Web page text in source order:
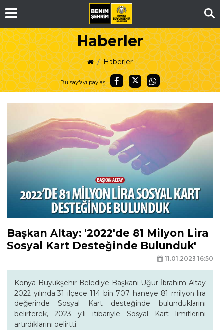
Haberler
Haberler
Bu sayfayı paylaş
Başkan Altay: '2022'de 81 Milyon Lira
Sosyal Kart Desteğinde Bulunduk'
11.01.2023 16:50
Konya Büyükşehir Belediye Başkanı Uğur İbrahim Altay
2022 yılında 31 ilçede 114 bin 707 haneye 81 milyon lira
değerinde Sosyal Kart desteğinde bulunduklarını
belirterek, 2023 yılı itibariyle Sosyal Kart limitlerini
artırdıklarını belirtti.